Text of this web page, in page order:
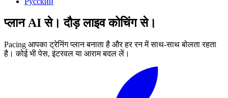
प्लान AI से।दौड़ लाइव कोचिंग से।
Pacing आपका ट्रेनिंग प्लान बनाता है और हर रन में साथ-साथ बोलता रहता
है। कोई भी पेस, इंटरवल या आराम बदल लें।